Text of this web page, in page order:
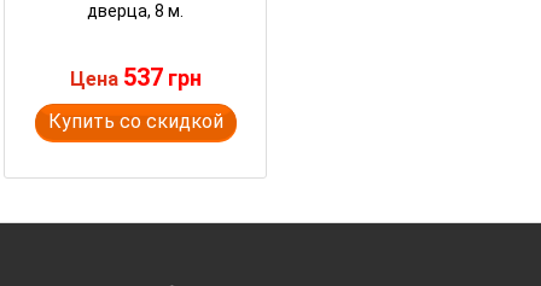
дверца, 8 м.
Цена 537 грн
Купить со скидкой